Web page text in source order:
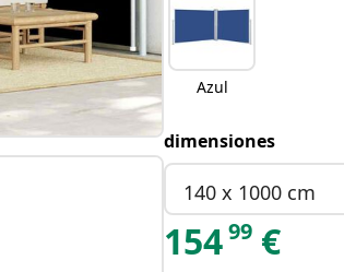
Azul
dimensiones
140 x 1000 cm
15499 €